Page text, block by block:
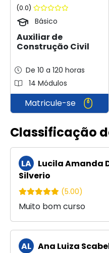
(0.0)
Básico
Auxiliar de
Construção Civil
De 10 a 120 horas
14 Módulos
Matricule-se
Classificação
LA
Lucila Amanda
Silverio
(5.00)
Muito bom curso
AL Ana Luiza